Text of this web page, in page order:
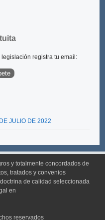
registra tu email:
JULIO DE 2022
y totalmente concordados de
tratados y convenios
de calidad seleccionada
en
reservados